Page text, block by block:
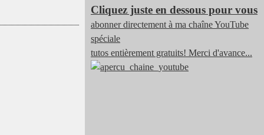
Cliquez juste en dessous pour vous
abonner directement à ma chaîne YouTube
spéciale
tutos entièrement gratuits! Merci d'avance...